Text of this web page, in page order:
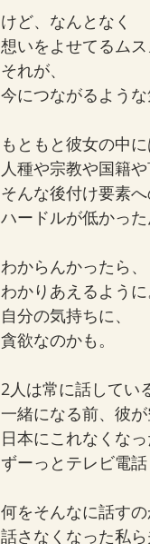
けど、なんとなく
想いをよせてるムス
それが、
今につながるような
もともと彼女の中
人種や宗教や国籍や
そんな後付け要素
ハードルが低かった
わからんかったら、
わかりあえるように
自分の気持ちに、
貪欲なのかも。
2人は常に話してい
一緒になる前、彼
日本にこれなくな
ずーっとテレビ電話
何をそんなに話すの
話さなくなった私